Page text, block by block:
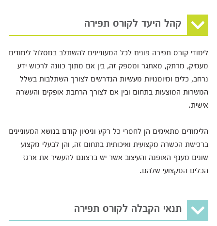
קהל היעד לקורס תפירה
לימודי קורס תפירה פונים לכל המעוניינים להשתלב במסלול לימודים
מעמיק, מרתק, מאתגר ומספק זה, בין אם מתוך כוונה לרכוש ידע
נרחב, כלים ומיומנויות מעשיות הנדרשים לצורך השתלבות בשלל
המשרות המוצעות בתחום ובין אם לצורך הרחבת אופקים והעשרה
אישית.
הלימודים מתאימים הן לחסרי כל רקע וניסיון קודם בנושא המעוניינים
ברכישת הכשרה מקצועית ואיכותית בתחום זה, והן לבעלי מקצוע
שונים מענף האופנה והעיצוב אשר יש ברצונם להעשיר את ארגז
הכלים המקצועי שלהם.
תנאי הקבלה לקורס תפירה